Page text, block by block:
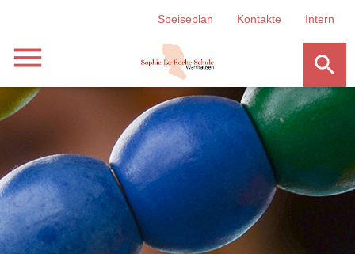
Speiseplan Kontakte Intern
search
menu